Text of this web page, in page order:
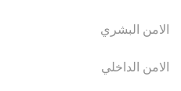
الامن البشري
الامن الداخلي